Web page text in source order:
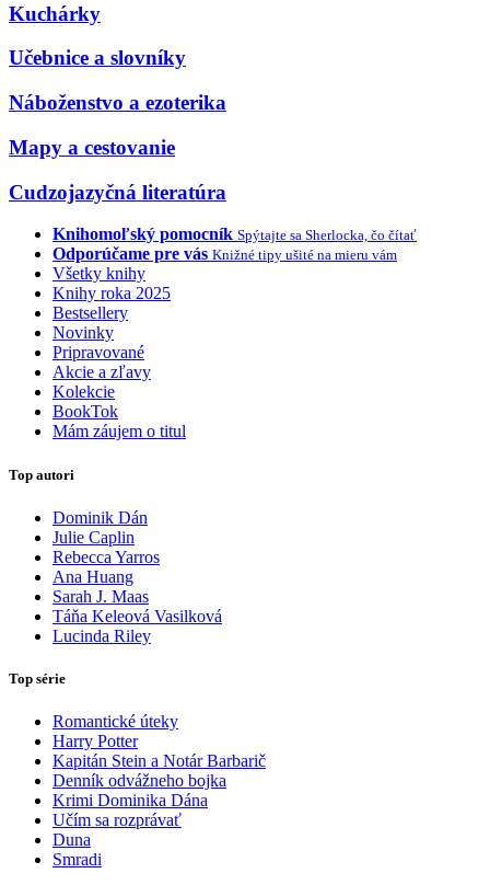
Kuchárky
Učebnice a slovníky
Náboženstvo a ezoterika
Mapy a cestovanie
Cudzojazyčná literatúra
Knihomoľský pomocník Spýtajte sa Sherlocka, čo čítať
Odporúčame pre vás Knižné tipy ušité na mieru vám
Všetky knihy
Knihy roka 2025
Bestsellery
Novinky
Pripravované
Akcie a zľavy
Kolekcie
BookTok
Mám záujem o titul
Top autori
Dominik Dán
Julie Caplin
Rebecca Yarros
Ana Huang
Sarah J. Maas
Táňa Keleová Vasilková
Lucinda Riley
Top série
Romantické úteky
Harry Potter
Kapitán Stein a Notár Barbarič
Denník odvážneho bojka
Krimi Dominika Dána
Učím sa rozprávať
Duna
Smradi